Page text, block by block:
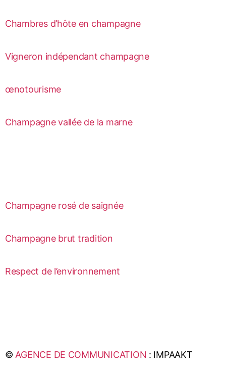
Chambres d’hôte en champagne
Vigneron indépendant champagne
œnotourisme
Champagne vallée de la marne
Champagne rosé de saignée
Champagne brut tradition
Respect de l’environnement
©AGENCE DE COMMUNICATION : IMPAAKT